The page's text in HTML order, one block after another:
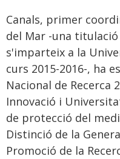
Canals, primer
del Mar -una
s'imparteix a la
curs 2015-2016-, ha
Nacional de Recerca
Innovació i
de protecció del
Distinció de la
Promoció de la